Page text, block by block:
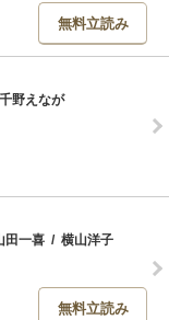
無料立読み
千野えなが
田一喜 / 横山洋子
無料立読み